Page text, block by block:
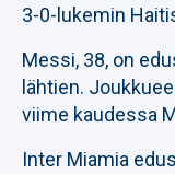
3-0-lukemin
Messi, 38, on
lähtien.
viime kaudessa
Inter Miamia